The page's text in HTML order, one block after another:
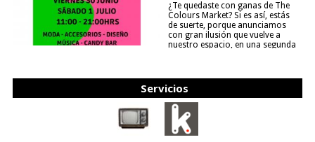
¿Te quedaste con ganas de The
Colours Market? Si es así, estás
de suerte, porque anunciamos
con gran ilusión que vuelve a
nuestro espacio, en una segunda
Servicios